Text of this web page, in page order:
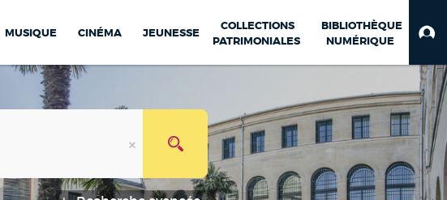
MUSIQUE CINÉMA JEUNESSE
COLLECTIONS
PATRIMONIALES
BIBLIOTHÈQUE
NUMÉRIQUE